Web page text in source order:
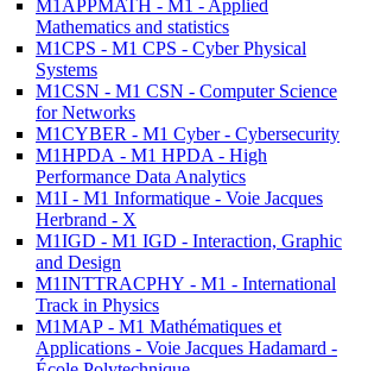
M1APPMATH - M1 - Applied
Mathematics and statistics
M1CPS - M1 CPS - Cyber Physical
Systems
M1CSN - M1 CSN - Computer Science
for Networks
M1CYBER - M1 Cyber - Cybersecurity
M1HPDA - M1 HPDA - High
Performance Data Analytics
M1I - M1 Informatique - Voie Jacques
Herbrand - X
M1IGD - M1 IGD - Interaction, Graphic
and Design
M1INTTRACPHY - M1 - International
Track in Physics
M1MAP - M1 Mathématiques et
Applications - Voie Jacques Hadamard -